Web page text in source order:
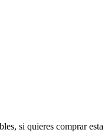
si quieres comprar esta